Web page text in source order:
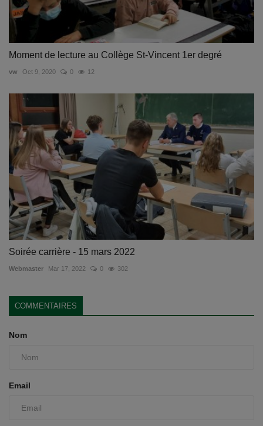
Moment de lecture au Collège St-Vincent 1er degré
vw Oct 9, 2020 0 12
Soirée carrière - 15 mars 2022
Webmaster Mar 17, 2022 0 302
COMMENTAIRES
Nom
Email